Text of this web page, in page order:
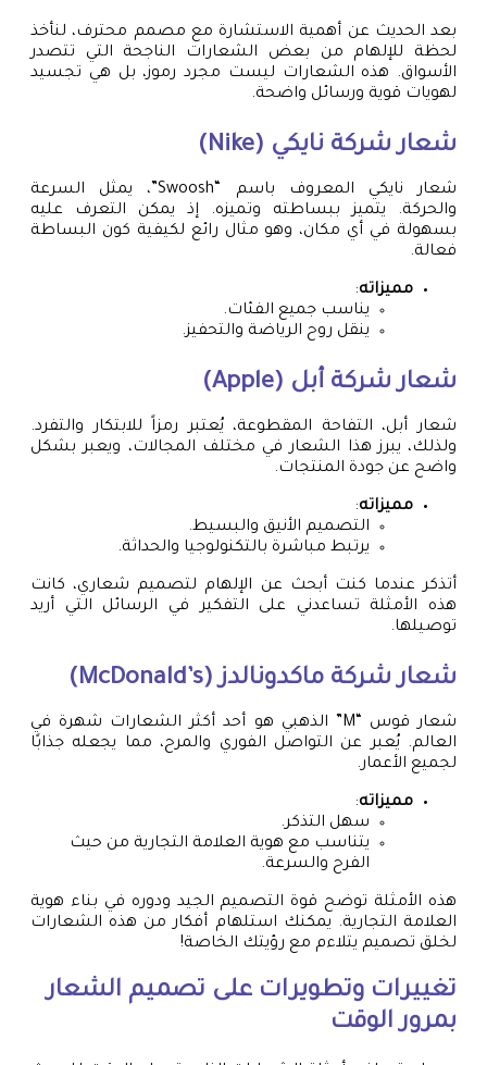
بعد الحديث عن أهمية الاستشارة مع مصمم محترف، لنأخذ
لحظة للإلهام من بعض الشعارات الناجحة التي تتصدر
الأسواق. هذه الشعارات ليست مجرد رموز، بل هي تجسيد
لهويات قوية ورسائل واضحة.
شعار شركة نايكي (Nike)
شعار نايكي المعروف باسم “Swoosh”، يمثل السرعة
والحركة. يتميز ببساطته وتميزه. إذ يمكن التعرف عليه
بسهولة في أي مكان، وهو مثال رائع لكيفية كون البساطة
فعالة.
مميزاته:
يناسب جميع الفئات.
ينقل روح الرياضة والتحفيز.
شعار شركة أبل (Apple)
شعار أبل، التفاحة المقطوعة، يُعتبر رمزاً للابتكار والتفرد.
ولذلك، يبرز هذا الشعار في مختلف المجالات، ويعبر بشكل
واضح عن جودة المنتجات.
مميزاته:
التصميم الأنيق والبسيط.
يرتبط مباشرة بالتكنولوجيا والحداثة.
أتذكر عندما كنت أبحث عن الإلهام لتصميم شعاري، كانت
هذه الأمثلة تساعدني على التفكير في الرسائل التي أريد
توصيلها.
شعار شركة ماكدونالدز (McDonald’s)
شعار قوس “M” الذهبي هو أحد أكثر الشعارات شهرة في
العالم. يُعبر عن التواصل الفوري والمرح، مما يجعله جذابًا
لجميع الأعمار.
مميزاته:
سهل التذكر.
يتناسب مع هوية العلامة التجارية من حيث
الفرح والسرعة.
هذه الأمثلة توضح قوة التصميم الجيد ودوره في بناء هوية
العلامة التجارية. يمكنك استلهام أفكار من هذه الشعارات
لخلق تصميم يتلاءم مع رؤيتك الخاصة!
تغييرات وتطويرات على تصميم الشعار
بمرور الوقت